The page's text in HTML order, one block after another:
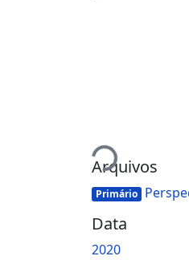
Carregando...Arquivos
Primário
Data
2020